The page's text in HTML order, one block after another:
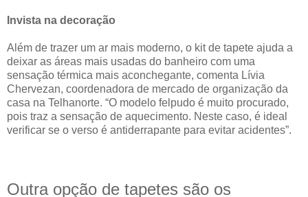
Invista na decoração
Além de trazer um ar mais moderno, o kit de tapete ajuda a
deixar as áreas mais usadas do banheiro com uma
sensação térmica mais aconchegante, comenta Lívia
Chervezan, coordenadora de mercado de organização da
casa na Telhanorte. “O modelo felpudo é muito procurado,
pois traz a sensação de aquecimento. Neste caso, é ideal
verificar se o verso é antiderrapante para evitar acidentes”.
Outra opção de tapetes são os